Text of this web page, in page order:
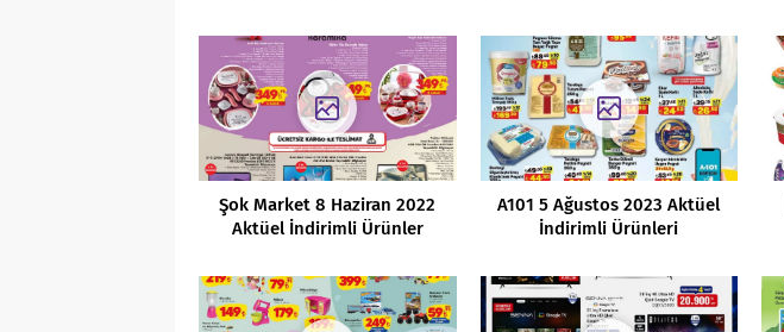
Şok Market 8 Haziran 2022
Aktüel İndirimli Ürünler
A101 5 Ağustos 2023 Aktüel
İndirimli Ürünleri